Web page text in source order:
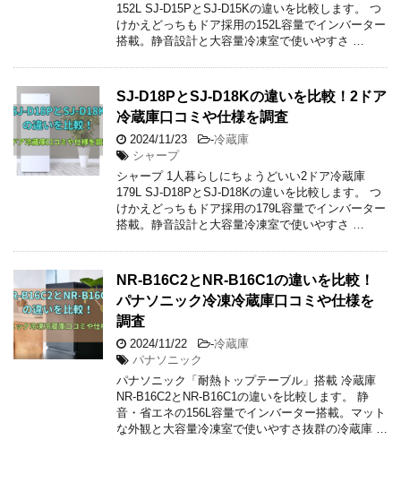
152L SJ-D15PとSJ-D15Kの違いを比較します。 つ
けかえどっちもドア採用の152L容量でインバーター
搭載。静音設計と大容量冷凍室で使いやすさ …
SJ-D18PとSJ-D18Kの違いを比較！2ドア
冷蔵庫口コミや仕様を調査
2024/11/23 -冷蔵庫
シャープ
シャープ 1人暮らしにちょうどいい2ドア冷蔵庫
179L SJ-D18PとSJ-D18Kの違いを比較します。 つ
けかえどっちもドア採用の179L容量でインバーター
搭載。静音設計と大容量冷凍室で使いやすさ …
NR-B16C2とNR-B16C1の違いを比較！
パナソニック冷凍冷蔵庫口コミや仕様を
調査
2024/11/22 -冷蔵庫
パナソニック
パナソニック「耐熱トップテーブル」搭載 冷蔵庫
NR-B16C2とNR-B16C1の違いを比較します。 静
音・省エネの156L容量でインバーター搭載。マット
な外観と大容量冷凍室で使いやすさ抜群の冷蔵庫 …